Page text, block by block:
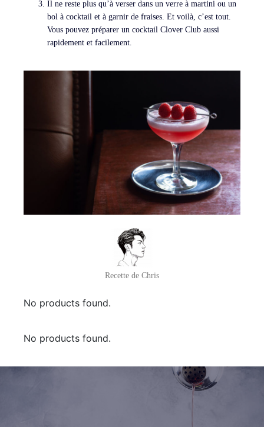
Il ne reste plus qu’à verser dans un verre à martini ou un
bol à cocktail et à garnir de fraises. Et voilà, c’est tout.
Vous pouvez préparer un cocktail Clover Club aussi
rapidement et facilement.
Recette de Chris
No products found.
No products found.